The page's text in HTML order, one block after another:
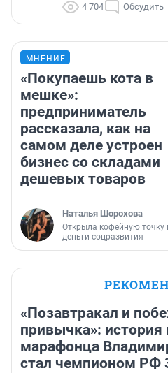
4 704 Обсудить
МНЕНИЕ
«Покупаешь кота в
мешке»:
предприниматель
рассказала, как на
самом деле устроен
бизнес со складами
дешевых товаров
Наталья Шорохова
Открыла кофейную точку
деньги соцразвития
«Позавтракал и
привычка»: история
марафонца
стал чемпионом РФ